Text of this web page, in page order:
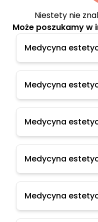
Niestety nie
Może poszukamy w
Medycyna
Medycyna
Medycyna
Medycyna
Medycyna